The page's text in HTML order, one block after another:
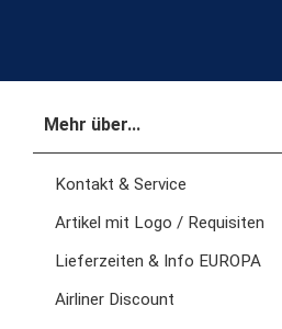
Mehr über...
Kontakt & Service
Artikel mit Logo / Requisiten
Lieferzeiten & Info EUROPA
Airliner Discount